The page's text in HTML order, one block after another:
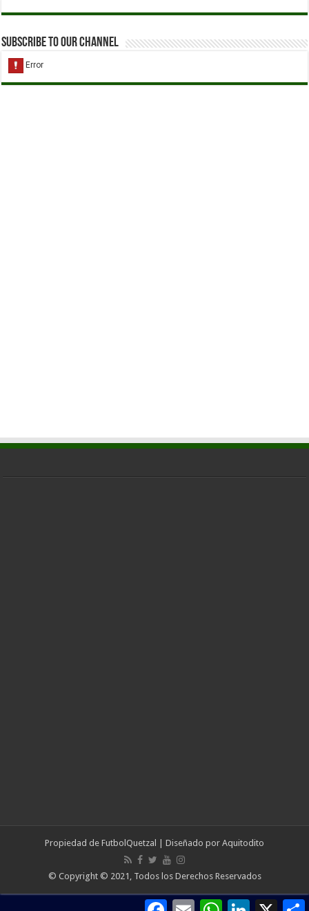
Subscribe to our Channel
Propiedad de FutbolQuetzal | Diseñado por Aquitodito
© Copyright © 2021, Todos los Derechos Reservados
FacebookEmail WhatsAppLinkedIn